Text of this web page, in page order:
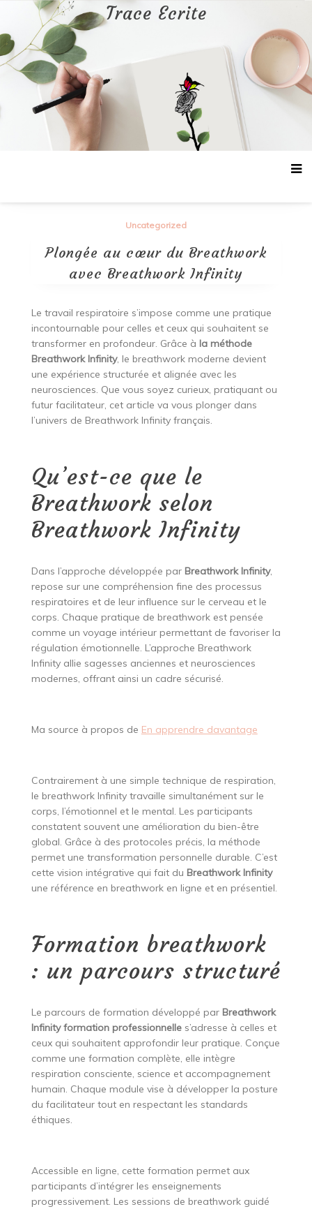
contenu
Trace Ecrite
Uncategorized
Plongée au cœur du Breathwork
avec Breathwork Infinity
Le travail respiratoire s’impose comme une pratique
incontournable pour celles et ceux qui souhaitent se
transformer en profondeur. Grâce à la méthode
Breathwork Infinity, le breathwork moderne devient
une expérience structurée et alignée avec les
neurosciences. Que vous soyez curieux, pratiquant ou
futur facilitateur, cet article va vous plonger dans
l’univers de Breathwork Infinity français.
Qu’est-ce que le
Breathwork selon
Breathwork Infinity
Dans l’approche développée par Breathwork Infinity,
repose sur une compréhension fine des processus
respiratoires et de leur influence sur le cerveau et le
corps. Chaque pratique de breathwork est pensée
comme un voyage intérieur permettant de favoriser la
régulation émotionnelle. L’approche Breathwork
Infinity allie sagesses anciennes et neurosciences
modernes, offrant ainsi un cadre sécurisé.
Ma source à propos de En apprendre davantage
Contrairement à une simple technique de respiration,
le breathwork Infinity travaille simultanément sur le
corps, l’émotionnel et le mental. Les participants
constatent souvent une amélioration du bien-être
global. Grâce à des protocoles précis, la méthode
permet une transformation personnelle durable. C’est
cette vision intégrative qui fait du Breathwork Infinity
une référence en breathwork en ligne et en présentiel.
Formation breathwork
: un parcours structuré
Le parcours de formation développé par Breathwork
Infinity formation professionnelles’adresse à celles et
ceux qui souhaitent approfondir leur pratique. Conçue
comme une formation complète, elle intègre
respiration consciente, science et accompagnement
humain. Chaque module vise à développer la posture
du facilitateur tout en respectant les standards
éthiques.
Accessible en ligne, cette formation permet aux
participants d’intégrer les enseignements
progressivement. Les sessions de breathwork guidé